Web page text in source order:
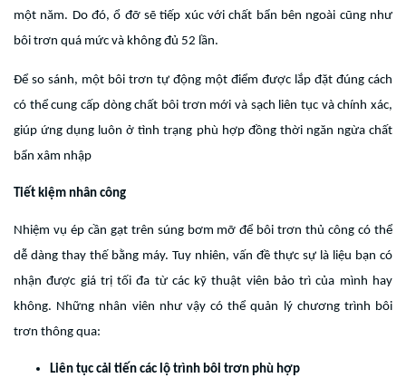
một năm. Do đó, ổ đỡ sẽ tiếp xúc với chất bẩn bên ngoài cũng như
bôi trơn quá mức và không đủ 52 lần.
Để so sánh, một bôi trơn tự động một điểm được lắp đặt đúng cách
có thể cung cấp dòng chất bôi trơn mới và sạch liên tục và chính xác,
giúp ứng dụng luôn ở tình trạng phù hợp đồng thời ngăn ngừa chất
bẩn xâm nhập
Tiết kiệm nhân công
Nhiệm vụ ép cần gạt trên súng bơm mỡ để bôi trơn thủ công có thể
dễ dàng thay thế bằng máy. Tuy nhiên, vấn đề thực sự là liệu bạn có
nhận được giá trị tối đa từ các kỹ thuật viên bảo trì của mình hay
không. Những nhân viên như vậy có thể quản lý chương trình bôi
trơn thông qua:
Liên tục cải tiến các lộ trình bôi trơn phù hợp